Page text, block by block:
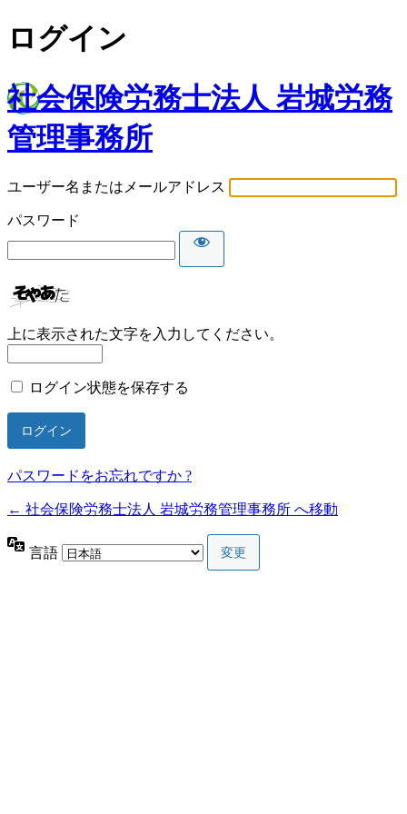
ログイン
社会保険労務士法人 岩城労務
管理事務所
ユーザー名またはメールアドレス
パスワード
上に表示された文字を入力してください。
ログイン状態を保存する
Alternative:
パスワードをお忘れですか ?
← 社会保険労務士法人 岩城労務管理事務所 へ移動
言語